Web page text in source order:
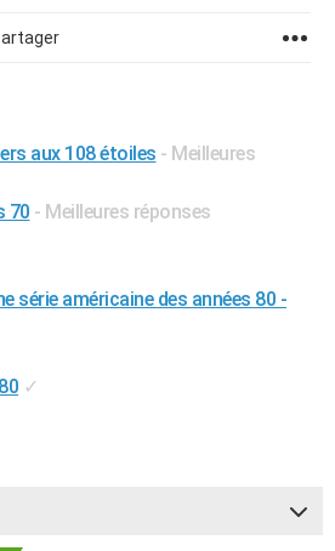
aux 108 étoiles - Meilleures
70 - Meilleures réponses
série américaine des années 80 -
✓